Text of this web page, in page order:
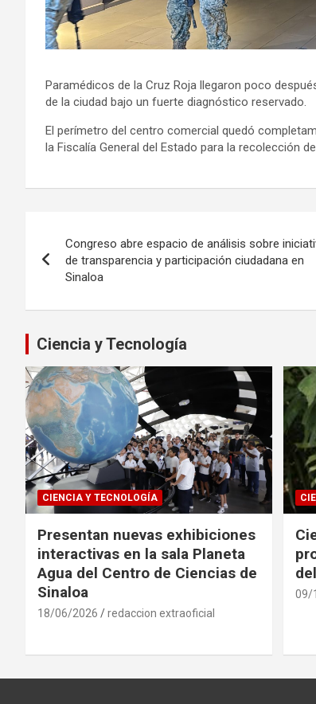
Paramédicos de la Cruz Roja llegaron poco
de la ciudad bajo un fuerte diagnóstico reservado.
El perímetro del centro comercial quedó
la Fiscalía General del Estado para la recolección
de
Congreso abre espacio de análisis sobre
de transparencia y participación ciudadana en
Sinaloa
Ciencia y Tecnología
CIENCIA Y TECNOLOGÍA
Presentan nuevas exhibiciones
interactivas en la sala Planeta
Agua del Centro de Ciencias de
Sinaloa
18/06/2026 redaccion extraoficial
09/